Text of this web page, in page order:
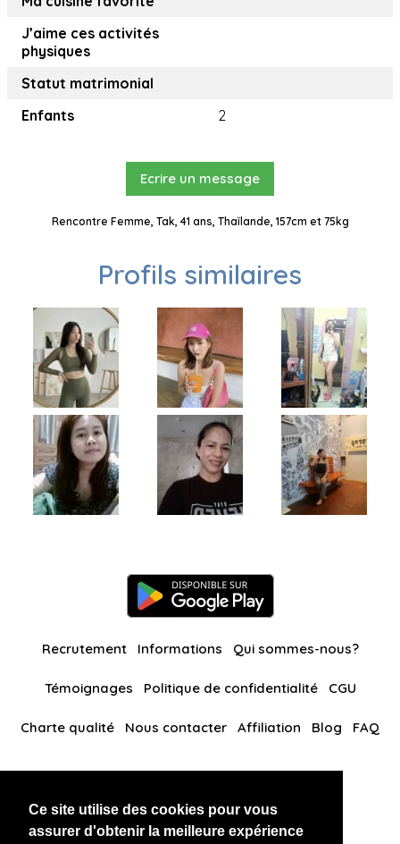
Ce site utilise des cookies pour vous
assurer d'obtenir la meilleure expérience
J’aime ces activités
physiques
Statut matrimonial
Enfants
2
Ecrire un message
Rencontre Femme, Tak, 41 ans, Thaïlande, 157cm et 75kg
Profils similaires
Recrutement Informations Qui sommes-nous?
Témoignages Politique de confidentialité CGU
Charte qualité Nous contacter Affiliation Blog FAQ
BlackAndBeauties RussianKisses